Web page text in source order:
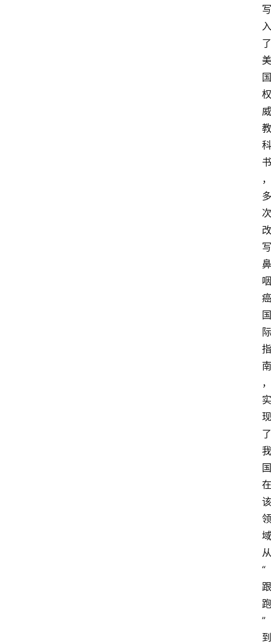
写
入
了
美
国
权
威
教
科
书
，
多
次
改
写
鼻
咽
癌
国
际
指
南
，
实
现
了
我
国
在
该
领
域
从
“
跟
跑
”
到